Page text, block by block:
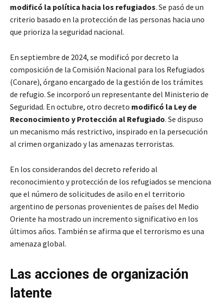
modificó la política hacia los refugiados. Se pasó de un
criterio basado en la protección de las personas hacia uno
que prioriza la seguridad nacional.
En septiembre de 2024, se modificó por decreto la
composición de la Comisión Nacional para los Refugiados
(Conare), órgano encargado de la gestión de los trámites
de refugio. Se incorporó un representante del Ministerio de
Seguridad. En octubre, otro decreto modificó la Ley de
Reconocimiento y Protección al Refugiado. Se dispuso
un mecanismo más restrictivo, inspirado en la persecución
al crimen organizado y las amenazas terroristas.
En los considerandos del decreto referido al
reconocimiento y protección de los refugiados se menciona
que el número de solicitudes de asilo en el territorio
argentino de personas provenientes de países del Medio
Oriente ha mostrado un incremento significativo en los
últimos años. También se afirma que el terrorismo es una
amenaza global.
Las acciones de organización
latente